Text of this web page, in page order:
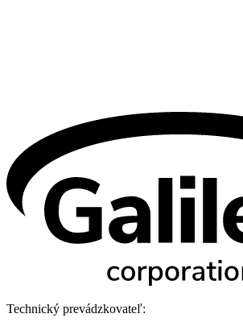
Technický prevádzkovateľ: